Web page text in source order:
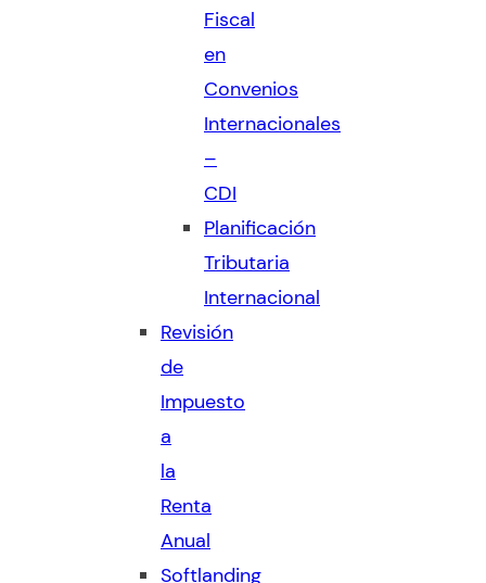
Fiscal
en
Convenios
Internacionales
–
CDI
Planificación
Tributaria
Internacional
Revisión
de
Impuesto
a
la
Renta
Anual
Softlanding